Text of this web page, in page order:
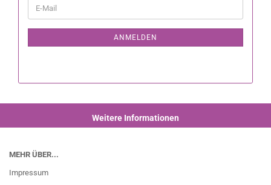
ANMELDEN
Weitere Informationen
MEHR ÜBER...
Impressum